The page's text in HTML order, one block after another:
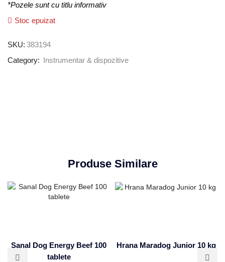
*Pozele sunt cu titlu informativ
Stoc epuizat
SKU: 383194
Category:
Instrumentar & dispozitive
Produse Similare
Sanal Dog Energy Beef 100
tablete
Hrana Maradog Junior 10 kg